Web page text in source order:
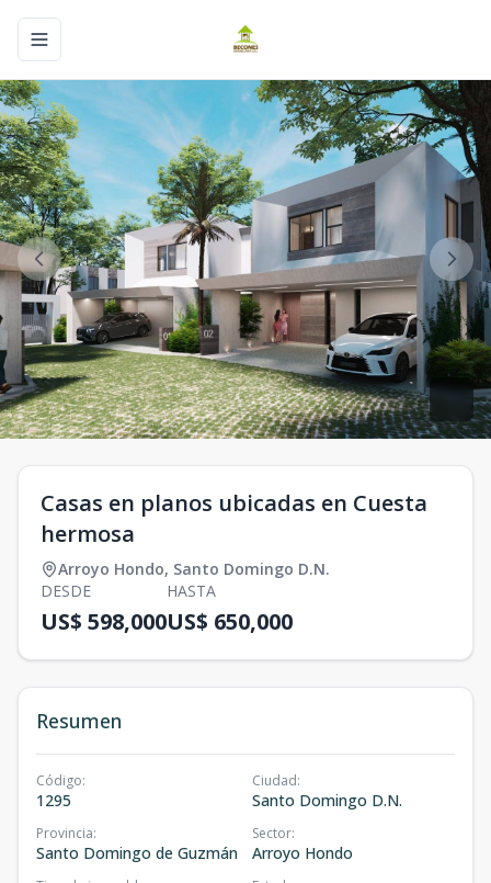
Toggle navigation menu
Casas en planos ubicadas en Cuesta
hermosa
Arroyo Hondo, Santo Domingo D.N.
DESDE
US$ 598,000
HASTA
US$ 650,000
Resumen
Código:
1295
Ciudad:
Santo Domingo D.N.
Provincia:
Santo Domingo de Guzmán
Sector:
Arroyo Hondo